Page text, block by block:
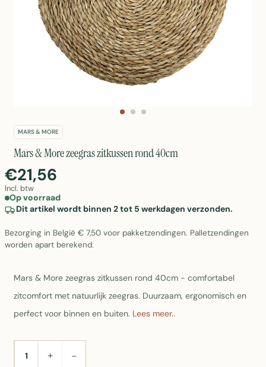
MARS & MORE
Mars & More zeegras zitkussen rond 40cm
€21,56
Incl. btw
Op voorraad
Dit artikel wordt binnen 2 tot 5 werkdagen verzonden.
Bezorging in België € 7,50 voor pakketzendingen. Palletzendingen
worden apart berekend.
Mars & More zeegras zitkussen rond 40cm - comfortabel
zitcomfort met natuurlijk zeegras. Duurzaam, ergonomisch en
perfect voor binnen en buiten. Lees meer..
AANTAL+ −